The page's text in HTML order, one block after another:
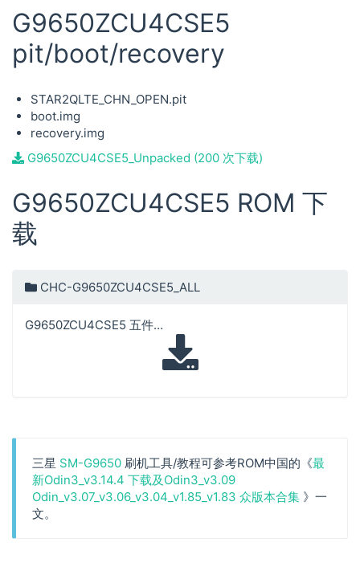
G9650ZCU4CSE5
pit/boot/recovery
STAR2QLTE_CHN_OPEN.pit
boot.img
recovery.img
G9650ZCU4CSE5_Unpacked (200 次下载)
G9650ZCU4CSE5 ROM 下
载
CHC-G9650ZCU4CSE5_ALL
G9650ZCU4CSE5 五件套
三星 SM-G9650 刷机工具/教程可参考ROM中国的《最
新Odin3_v3.14.4 下载及Odin3_v3.09
Odin_v3.07_v3.06_v3.04_v1.85_v1.83 众版本合集 》一
文。